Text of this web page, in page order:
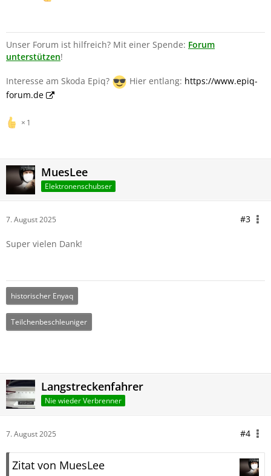
Unser Forum ist hilfreich? Mit einer Spende: Forum
unterstützen!
Interesse am Skoda Epiq? Hier entlang: https://www.epiq-
forum.de
1
MuesLee
Elektronenschubser
7. August 2025 #3
Super vielen Dank!
historischer Enyaq
Teilchenbeschleuniger
Langstreckenfahrer
Nie wieder Verbrenner
7. August 2025 #4
Zitat von MuesLee